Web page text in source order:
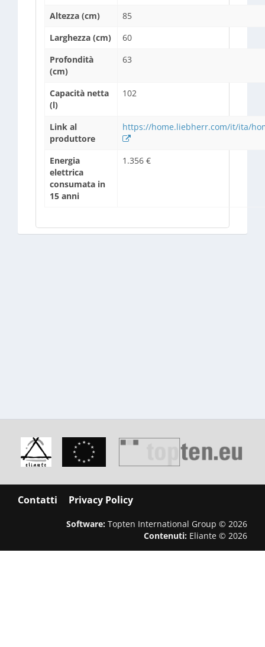
Altezza (cm)
85
Larghezza (cm)
60
Profondità
(cm)
63
Capacità netta
(l)
102
Link al
produttore
https://home.liebherr.com/it/ita/
Energia
elettrica
consumata in
15 anni
1.356 €
Contatti Privacy Policy
Software: Topten International Group © 2026
Contenuti: Eliante © 2026